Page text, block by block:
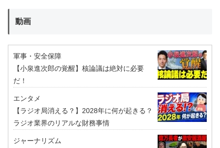
動画
軍事・安全保障
【小泉進次郎の覚醒】核論議は絶対に必要
だ！
エンタメ
【ラジオ局消える？】2028年に何が起きる？
ラジオ業界のリアルな財務事情
ジャーナリズム